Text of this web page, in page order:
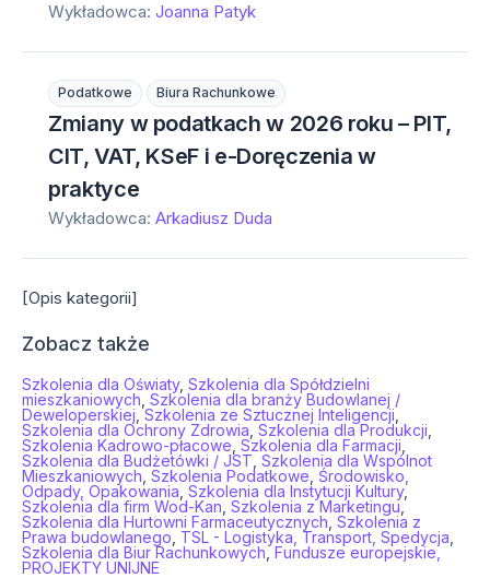
Wykładowca: Joanna Patyk
Podatkowe Biura Rachunkowe
Zmiany w podatkach w 2026 roku – PIT,
CIT, VAT, KSeF i e-Doręczenia w
praktyce
Wykładowca: Arkadiusz Duda
[Opis kategorii]
Zobacz także
Szkolenia dla Oświaty, Szkolenia dla Spółdzielni
mieszkaniowych Szkolenia dla branży Budowlanej /
Deweloperskiej ,Szkolenia ze Sztucznej Inteligencji
Szkolenia dla Ochrony Zdrowia Szkolenia dla Produkcji
Szkolenia Kadrowo-płacowe Szkolenia dla Farmacji
Szkolenia dla Budżetówki / JST Szkolenia dla Wspólnot
Mieszkaniowych Szkolenia Podatkowe Środowisko,
Odpady, Opakowania Szkolenia dla Instytucji Kultury,
Szkolenia dla firm Wod-Kan Szkolenia z Marketingu
Szkolenia dla Hurtowni Farmaceutycznych Szkolenia z
Prawa budowlanego TSL - Logistyka, Transport, Spedycja
Szkolenia dla Biur Rachunkowych,Fundusze europejskie,
PROJEKTY UNIJNE